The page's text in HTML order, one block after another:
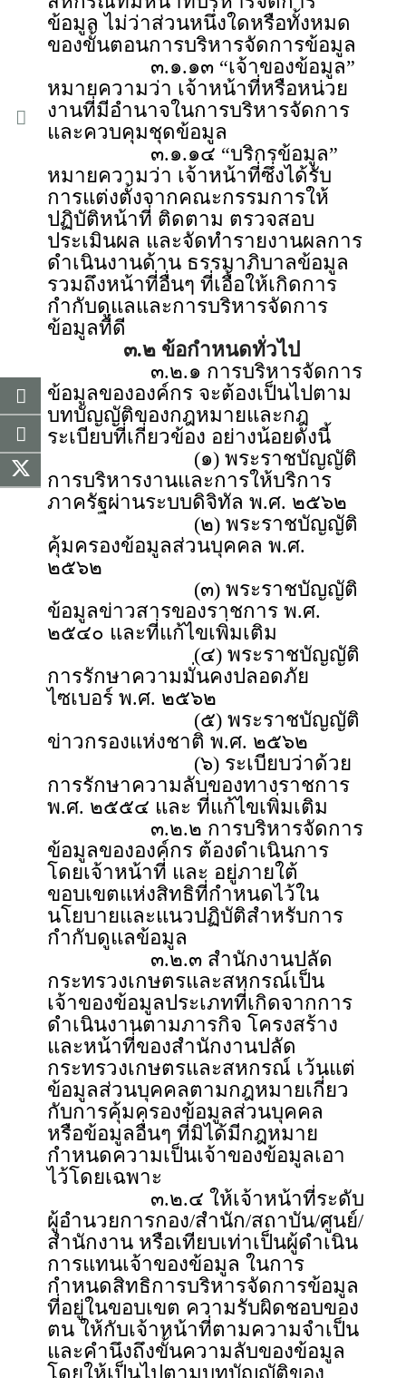
ข้อมูล ไม่ว่าส่วนหนึ่งใดหรือทั้งหมด
ของขั้นตอนการบริหารจัดการข้อมูล
๓.๑.๑๓ “เจ้าของข้อมูล”
หมายความว่า เจ้าหน้าที่หรือหน่วย
งานที่มีอำนาจในการบริหารจัดการ
และควบคุมชุดข้อมูล
๓.๑.๑๔ “บริกรข้อมูล”
หมายความว่า เจ้าหน้าที่ซึ่งได้รับ
การแต่งตั้งจากคณะกรรมการให้
ปฏิบัติหน้าที่ ติดตาม ตรวจสอบ
ประเมินผล และจัดทำรายงานผลการ
ดำเนินงานด้าน ธรรมาภิบาลข้อมูล
รวมถึงหน้าที่อื่นๆ ที่เอื้อให้เกิดการ
กำกับดูแลและการบริหารจัดการ
ข้อมูลที่ดี
๓.๒ ข้อกำหนดทั่วไป
๓.๒.๑ การบริหารจัดการ
ข้อมูลขององค์กร จะต้องเป็นไปตาม
บทบัญญัติของกฎหมายและกฎ
ระเบียบที่เกี่ยวข้อง อย่างน้อยดังนี้
(๑) พระราชบัญญัติ
การบริหารงานและการให้บริการ
ภาครัฐผ่านระบบดิจิทัล พ.ศ. ๒๕๖๒
(๒) พระราชบัญญัติ
คุ้มครองข้อมูลส่วนบุคคล พ.ศ.
๒๕๖๒
(๓) พระราชบัญญัติ
ข้อมูลข่าวสารของราชการ พ.ศ.
๒๕๔๐ และที่แก้ไขเพิ่มเติม
(๔) พระราชบัญญัติ
การรักษาความมั่นคงปลอดภัย
ไซเบอร์ พ.ศ. ๒๕๖๒
(๕) พระราชบัญญัติ
ข่าวกรองแห่งชาติ พ.ศ. ๒๕๖๒
(๖) ระเบียบว่าด้วย
การรักษาความลับของทางราชการ
พ.ศ. ๒๕๕๔ และ ที่แก้ไขเพิ่มเติม
๓.๒.๒ การบริหารจัดการ
ข้อมูลขององค์กร ต้องดำเนินการ
โดยเจ้าหน้าที่ และ อยู่ภายใต้
ขอบเขตแห่งสิทธิที่กำหนดไว้ใน
นโยบายและแนวปฏิบัติสำหรับการ
กำกับดูแลข้อมูล
๓.๒.๓ สำนักงานปลัด
กระทรวงเกษตรและสหกรณ์เป็น
เจ้าของข้อมูลประเภทที่เกิดจากการ
ดำเนินงานตามภารกิจ โครงสร้าง
และหน้าที่ของสำนักงานปลัด
กระทรวงเกษตรและสหกรณ์ เว้นแต่
ข้อมูลส่วนบุคคลตามกฎหมายเกี่ยว
กับการคุ้มครองข้อมูลส่วนบุคคล
หรือข้อมูลอื่นๆ ที่มิได้มีกฎหมาย
กำหนดความเป็นเจ้าของข้อมูลเอา
ไว้โดยเฉพาะ
๓.๒.๔ ให้เจ้าหน้าที่ระดับ
ผู้อำนวยการกอง/สำนัก/สถาบัน/ศูนย์/
สำนักงาน หรือเทียบเท่าเป็นผู้ดำเนิน
การแทนเจ้าของข้อมูล ในการ
กำหนดสิทธิการบริหารจัดการข้อมูล
ที่อยู่ในขอบเขต ความรับผิดชอบของ
ตน ให้กับเจ้าหน้าที่ตามความจำเป็น
และคำนึงถึงขั้นความลับของข้อมูล
โดยให้เป็นไปตามบทบัญญัติของ